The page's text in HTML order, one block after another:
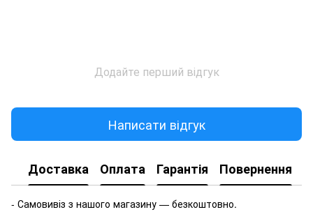
Додайте перший відгук
Написати відгук
Доставка Оплата Гарантія Повернення
- Самовивіз з нашого магазину — безкоштовно.